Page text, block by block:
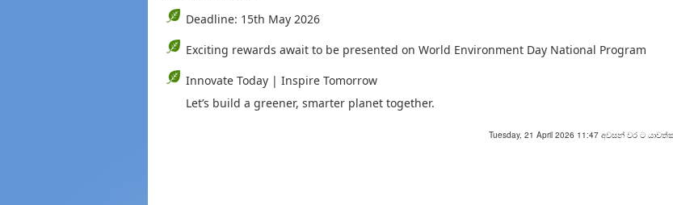
Deadline: 15th May 2026
Exciting rewards await to be presented on World Environment Day National Program
Innovate Today | Inspire Tomorrow
Let’s build a greener, smarter planet together.
Tuesday, 21 April 2026 11:47 අවසන් වර ට